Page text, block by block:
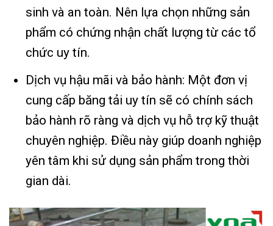
sinh và an toàn. Nên lựa chọn những sản
phẩm có chứng nhận chất lượng từ các tổ
chức uy tín.
Dịch vụ hậu mãi và bảo hành: Một đơn vị
cung cấp băng tải uy tín sẽ có chính sách
bảo hành rõ ràng và dịch vụ hỗ trợ kỹ thuật
chuyên nghiệp. Điều này giúp doanh nghiệp
yên tâm khi sử dụng sản phẩm trong thời
gian dài.